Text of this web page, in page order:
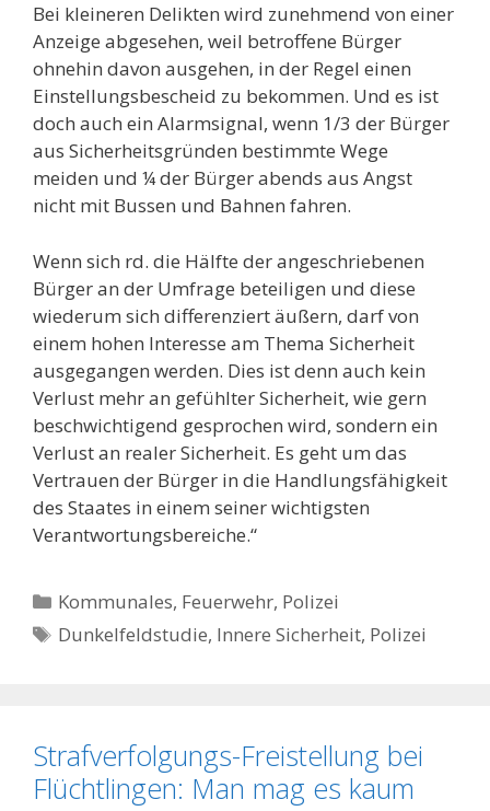
Bei kleineren Delikten wird zunehmend von einer
Anzeige abgesehen, weil betroffene Bürger
ohnehin davon ausgehen, in der Regel einen
Einstellungsbescheid zu bekommen. Und es ist
doch auch ein Alarmsignal, wenn 1/3 der Bürger
aus Sicherheitsgründen bestimmte Wege
meiden und ¼ der Bürger abends aus Angst
nicht mit Bussen und Bahnen fahren.
Wenn sich rd. die Hälfte der angeschriebenen
Bürger an der Umfrage beteiligen und diese
wiederum sich differenziert äußern, darf von
einem hohen Interesse am Thema Sicherheit
ausgegangen werden. Dies ist denn auch kein
Verlust mehr an gefühlter Sicherheit, wie gern
beschwichtigend gesprochen wird, sondern ein
Verlust an realer Sicherheit. Es geht um das
Vertrauen der Bürger in die Handlungsfähigkeit
des Staates in einem seiner wichtigsten
Verantwortungsbereiche.“
Kategorien
Kommunales, Feuerwehr, Polizei
Schlagwörter
Dunkelfeldstudie, Innere Sicherheit, Polizei
Strafverfolgungs-Freistellung bei
Flüchtlingen: Man mag es kaum